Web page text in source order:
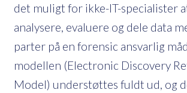
det muligt for ikke-IT-specialister
analysere, evaluere og dele data
parter på en forensic ansvarlig
modellen (Electronic Discovery
Model) understøttes fuldt ud, og